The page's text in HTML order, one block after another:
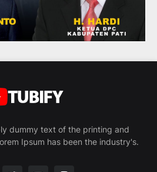
dummy text of the printing and
Ipsum has been the industry's.